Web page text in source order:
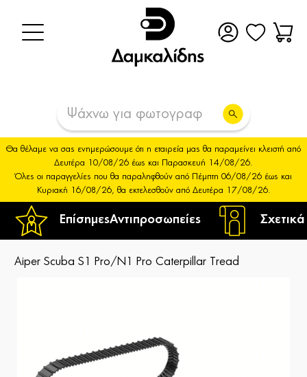
ΕπίσημεςΑντιπροσωπείες
Θα θέλαμε να σας ενημερώσουμε ότι η εταιρεία μας θα παραμείνει κλειστή από
Δευτέρα 10/08/26 έως και Παρασκευή 14/08/26.
Όλες οι παραγγελίες που θα παραληφθούν από Πέμπτη 06/08/26 έως και
Κυριακή 16/08/26, θα εκτελεσθούν από Δευτέρα 17/08/26.
Aiper Scuba S1 Pro/N1 Pro Caterpillar Tread